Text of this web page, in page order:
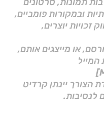
ובמקורות פומביים,
סעיף 27א לחוק זכויות יוצרים,
או מייצגים אותם,
המייל
הצורך יינתן קרדיט
לנסיבות.